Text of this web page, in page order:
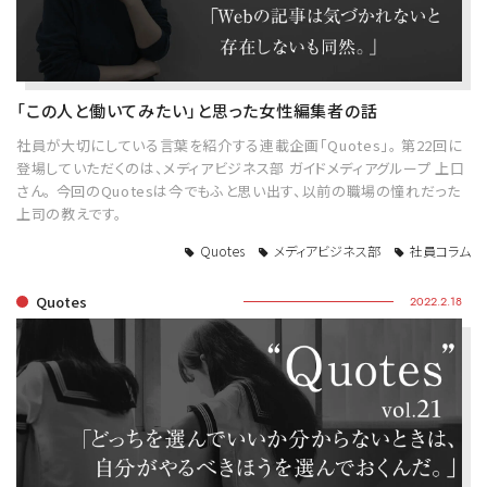
「この人と働いてみたい」と思った女性編集者の話
社員が大切にしている言葉を紹介する連載企画「Quotes」。 第22回に
登場していただくのは、メディアビジネス部 ガイドメディアグループ 上口
さん。 今回のQuotesは今でもふと思い出す、以前の職場の憧れだった
上司の教えです。
Quotes メディアビジネス部 社員コラム
Quotes 2022.2.18